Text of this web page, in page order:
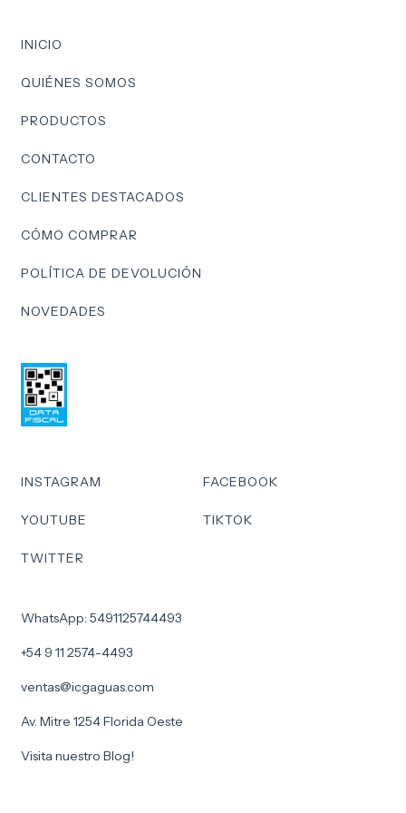
INICIO
QUIÉNES SOMOS
PRODUCTOS
CONTACTO
CLIENTES DESTACADOS
CÓMO COMPRAR
POLÍTICA DE DEVOLUCIÓN
NOVEDADES
INSTAGRAM FACEBOOK
YOUTUBE TIKTOK
TWITTER
WhatsApp: 5491125744493
+54 9 11 2574-4493
ventas@icgaguas.com
Av. Mitre 1254 Florida Oeste
Visita nuestro Blog!